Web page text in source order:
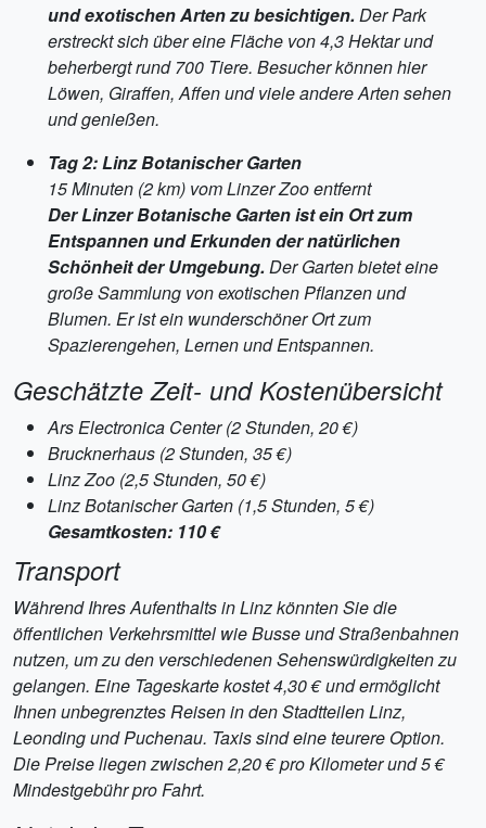
und exotischen Arten zu besichtigen. Der Park
erstreckt sich über eine Fläche von 4,3 Hektar und
beherbergt rund 700 Tiere. Besucher können hier
Löwen, Giraffen, Affen und viele andere Arten sehen
und genießen.
Tag 2: Linz Botanischer Garten
15 Minuten (2 km) vom Linzer Zoo entfernt
Der Linzer Botanische Garten ist ein Ort zum
Entspannen und Erkunden der natürlichen
Schönheit der Umgebung. Der Garten bietet eine
große Sammlung von exotischen Pflanzen und
Blumen. Er ist ein wunderschöner Ort zum
Spazierengehen, Lernen und Entspannen.
Geschätzte Zeit- und Kostenübersicht
Ars Electronica Center (2 Stunden, 20 €)
Brucknerhaus (2 Stunden, 35 €)
Linz Zoo (2,5 Stunden, 50 €)
Linz Botanischer Garten (1,5 Stunden, 5 €)
Gesamtkosten: 110 €
Transport
Während Ihres Aufenthalts in Linz könnten Sie die
öffentlichen Verkehrsmittel wie Busse und Straßenbahnen
nutzen, um zu den verschiedenen Sehenswürdigkeiten zu
gelangen. Eine Tageskarte kostet 4,30 € und ermöglicht
Ihnen unbegrenztes Reisen in den Stadtteilen Linz,
Leonding und Puchenau. Taxis sind eine teurere Option.
Die Preise liegen zwischen 2,20 € pro Kilometer und 5 €
Mindestgebühr pro Fahrt.